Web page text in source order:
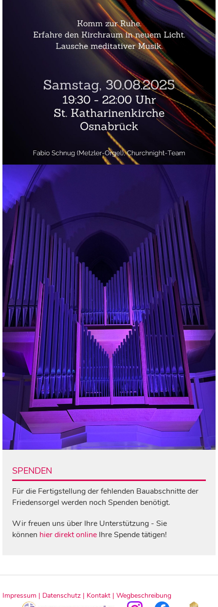
SPENDEN
Für die Fertigstellung der fehlenden Bauabschnitte der
Friedensorgel werden noch Spenden benötigt.
Wir freuen uns über Ihre Unterstützung - Sie
können hier direkt online Ihre Spende tätigen!
Impressum | Datenschutz | Kontakt | Wegbeschreibung